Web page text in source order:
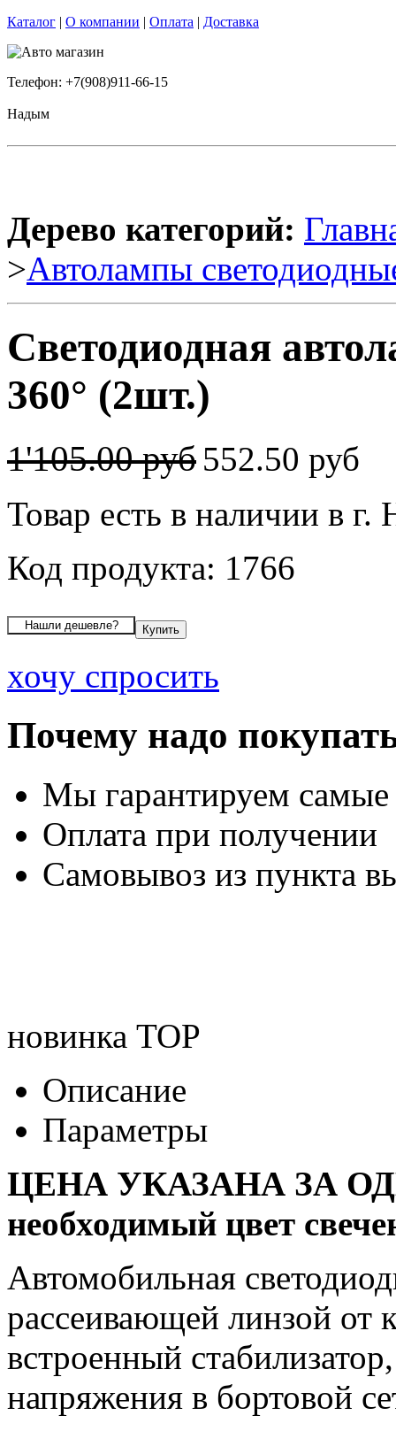
Каталог | О компании | Оплата | Доставка
Телефон: +7(908)911-66-15
Надым
Дерево категорий:
>Автолампы
Светодиодная
360° (2шт.)
1'105.00 руб 552.50 руб
Товар есть в наличии в
Код продукта: 1766
хочу спросить
Почему надо
Мы гарантируем
Оплата при получении
Самовывоз из пункта
новинка TOP
Описание
Параметры
ЦЕНА УКАЗАНА ЗА
необходимый цвет
Автомобильная
рассеивающей линзой от
встроенный
напряжения в бортовой